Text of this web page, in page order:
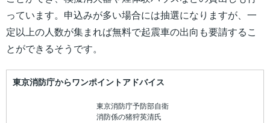
っています。申込みが多い場合には抽選になりますが、一
定以上の人数が集まれば無料で起震車の出向も要請するこ
とができるそうです。
東京消防庁からワンポイントアドバイス
東京消防庁予防部自衛
消防係の猪狩英清氏